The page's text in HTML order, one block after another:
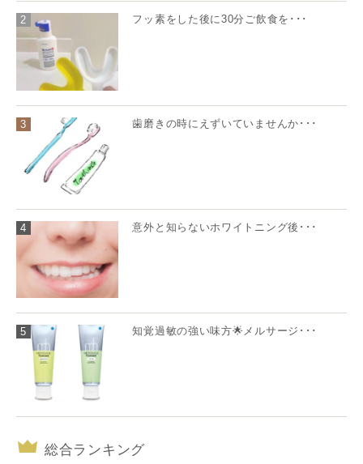
2 フッ素をした後に30分ご飲食を･･･
3 歯磨きの時にえずいていませんか･･･
4 意外と知らないホワイトニング後･･･
5 知覚過敏の強い味方🌟メルサージ･･･
総合ランキング